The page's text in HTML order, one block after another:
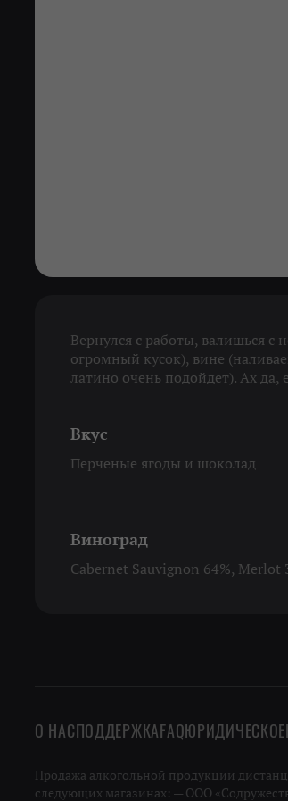
Вернулся с работы, валишься с
огромный кусок), вине
латино очень подойдет). Ах да,
Вкус
Перченые ягоды и шоколад
Виноград
Cabernet Sauvignon 64%, Merlot
О НАСПОДДЕРЖКАFAQЮРИДИЧЕСКОЕ
Продажа алкогольной продукции
следующих магазинах: — ООО